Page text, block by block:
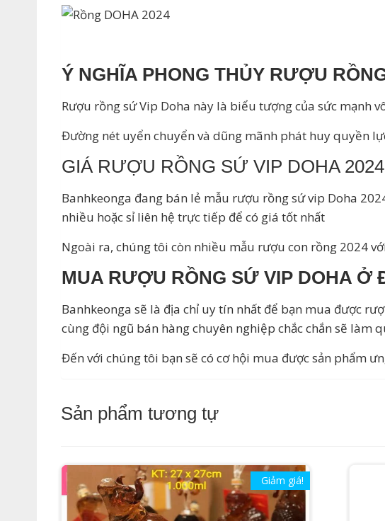
Ý NGHĨA PHONG THỦY RƯỢU
Rượu rồng sứ Vip Doha này là biểu tượng của sức mạnh
Đường nét uyển chuyển và dũng mãnh phát huy quyền
GIÁ RƯỢU RỒNG SỨ VIP DOHA
Banhkeonga đang bán lẻ mẫu rượu rồng sứ vip Doha
nhiều hoặc sỉ liên hệ trực tiếp để có giá tốt nhất
Ngoài ra, chúng tôi còn nhiều mẫu rượu con rồng 2024
MUA RƯỢU RỒNG SỨ VIP DOHA Ở
Banhkeonga sẽ là địa chỉ uy tín nhất để bạn mua được
cùng đội ngũ bán hàng chuyên nghiệp chắc chắn sẽ làm
Đến với chúng tôi bạn sẽ có cơ hội mua được sản phẩm
Sản phẩm tương tự
Giảm giá!